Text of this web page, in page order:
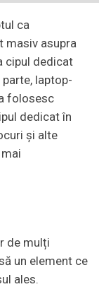
ca
masiv asupra
cipul dedicat
laptop-
folosesc
dedicat în
și alte
de mulți
un element ce
ales.